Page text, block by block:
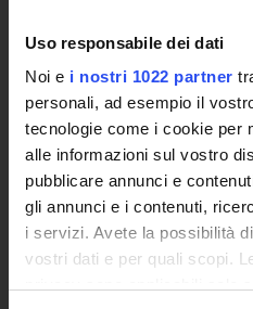
Uso responsabile dei dati
Noi e i nostri 1022 partner
personali, ad esempio il
tecnologie come i cookie per
alle informazioni sul vostro
pubblicare annunci e
gli annunci e i contenuti,
i servizi. Avete la possibilità
vostri dati e per quali scopi.
Institutional websites
Access to the Database of
Certified
Rector
Degree
Advanced
Research